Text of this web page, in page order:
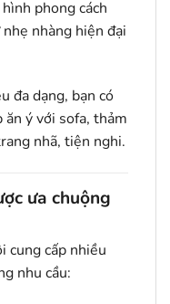
phong cách
nhàng hiện đại
đa dạng, bạn có
ý với sofa, thảm
nhã, tiện nghi.
ưa chuộng
cung cấp nhiều
nhu cầu: